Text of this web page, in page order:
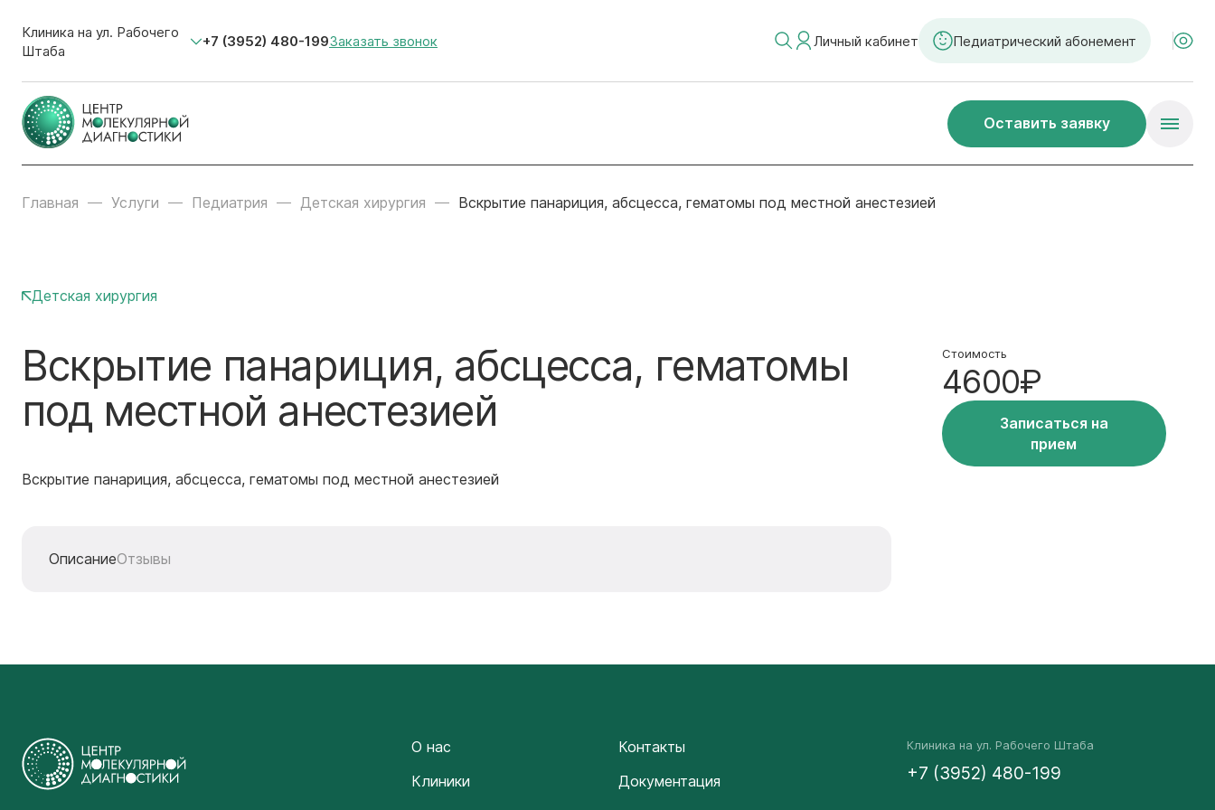
Клиника на ул. Рабочего
Штаба
+7 (3952) 480-199Заказать звонок Личный кабинет Педиатрический абонемент
Оставить заявку
Главная Услуги Педиатрия Детская хирургия Вскрытие панариция, абсцесса, гематомы под местной анестезией
Детская хирургия
Вскрытие панариция, абсцесса, гематомы
под местной анестезией
Вскрытие панариция, абсцесса, гематомы под местной анестезией
ОписаниеОтзывы
Стоимость
4600₽
Записаться на
прием
О нас
Клиники
Контакты
Документация
Клиника на ул. Рабочего Штаба
+7 (3952) 480-199